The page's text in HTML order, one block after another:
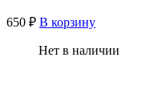
650 ₽ В корзину
Нет в наличии